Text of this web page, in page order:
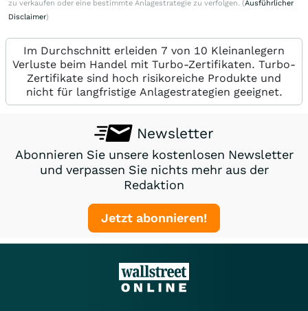
zu verkaufen oder eine bestimmte Anlagestrategie zu verfolgen. (Ausführlicher
Disclaimer)
Im Durchschnitt erleiden 7 von 10 Kleinanlegern
Verluste beim Handel mit Turbo-Zertifikaten. Turbo-
Zertifikate sind hoch risikoreiche Produkte und
nicht für langfristige Anlagestrategien geeignet.
Newsletter
Abonnieren Sie unsere kostenlosen Newsletter
und verpassen Sie nichts mehr aus der
Redaktion
Jetzt abonnieren!